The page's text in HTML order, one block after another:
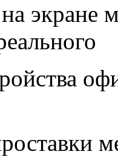
экране